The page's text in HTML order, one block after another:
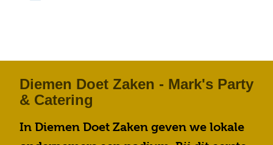
Diemen Doet Zaken - Mark's Party
& Catering
In Diemen Doet Zaken geven we lokale